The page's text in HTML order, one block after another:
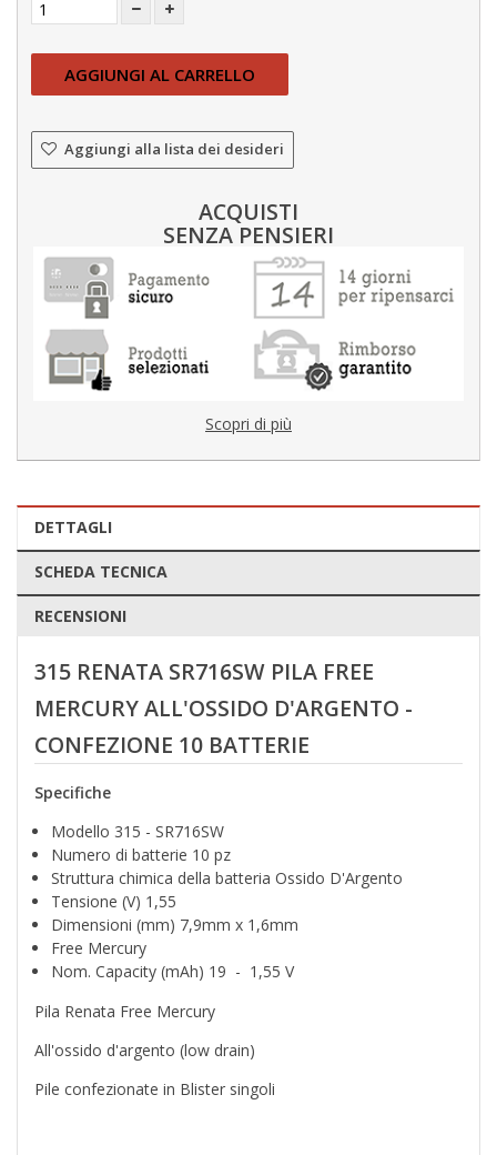
AGGIUNGI AL CARRELLO
Aggiungi alla lista dei desideri
ACQUISTI
SENZA PENSIERI
Scopri di più
DETTAGLI
SCHEDA TECNICA
RECENSIONI
315 RENATA SR716SW PILA FREE
MERCURY ALL'OSSIDO D'ARGENTO -
CONFEZIONE 10 BATTERIE
Specifiche
Modello 315 - SR716SW
Numero di batterie 10 pz
Struttura chimica della batteria Ossido D'Argento
Tensione (V) 1,55
Dimensioni (mm) 7,9mm x 1,6mm
Free Mercury
Nom. Capacity (mAh) 19 - 1,55 V
Pila Renata Free Mercury
All'ossido d'argento (low drain)
Pile confezionate in Blister singoli